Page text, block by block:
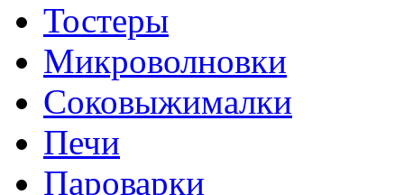
Тостеры
Микроволновки
Соковыжималки
Печи
Пароварки